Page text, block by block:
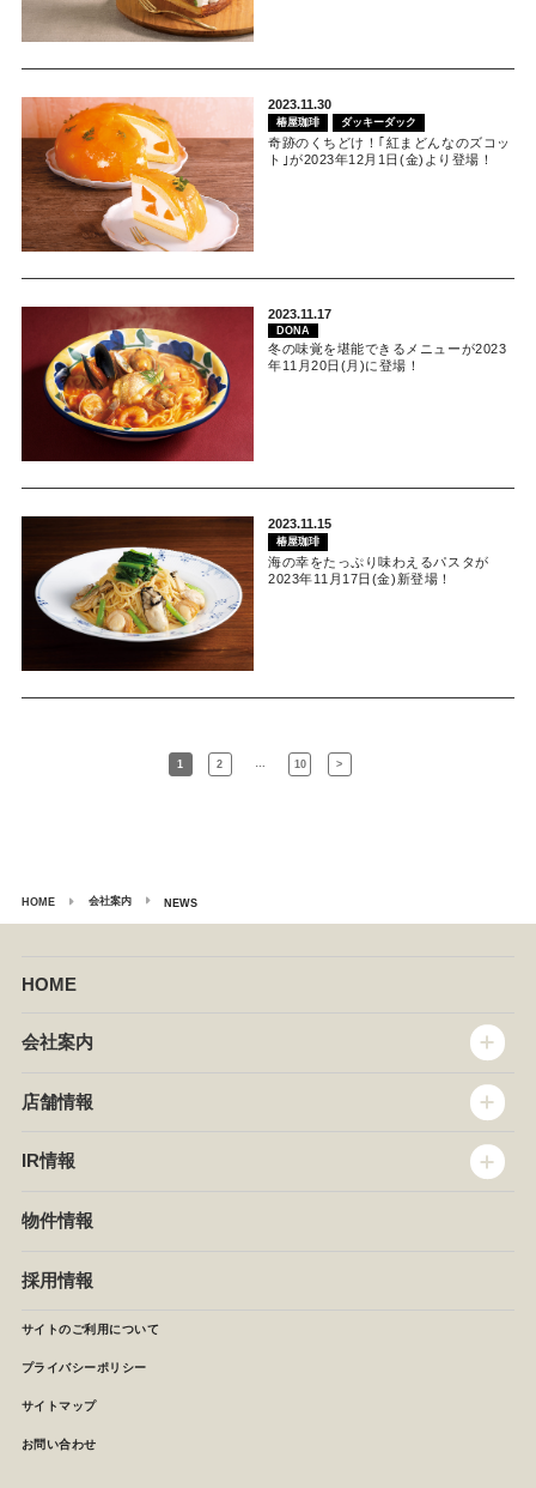
2023.11.30
椿屋珈琲 ダッキーダック
奇跡のくちどけ！｢紅まどんなのズコッ
ト｣が2023年12月1日(金)より登場！
2023.11.17
DONA
冬の味覚を堪能できるメニューが2023
年11月20日(月)に登場！
2023.11.15
椿屋珈琲
海の幸をたっぷり味わえるパスタが
2023年11月17日(金)新登場！
1 2 … 10 >
HOME 会社案内 NEWS
HOME
会社案内
企業情報
セントラルキッチン
NEWS
店舗情報
椿屋珈琲
イタリアンダイニングDONA
店舗検索
IR情報
IRニュース
月次報告
決算短信
株主の皆様へ
よくあるご質問 (株主優待制度)
物件情報
採用情報
サイトのご利用について
プライバシーポリシー
サイトマップ
お問い合わせ